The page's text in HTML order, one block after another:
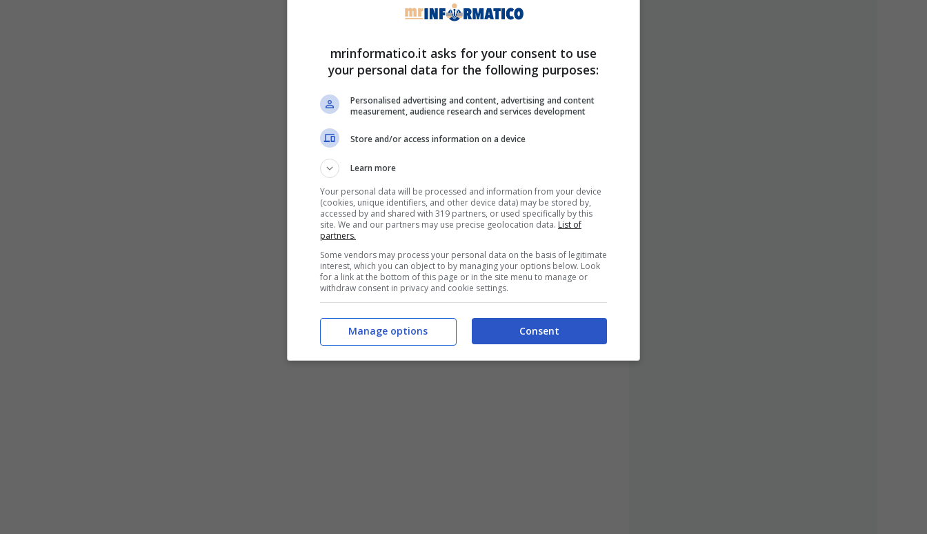
mrinformatico.it asks for your consent to use
your personal data for the following purposes:
Personalised advertising and content, advertising and content
measurement, audience research and services development
Store and/or access information on a device
Learn more
Your personal data will be processed and information from your device
(cookies, unique identifiers, and other device data) may be stored by,
accessed by and shared with 319 partners, or used specifically by this
site. We and our partners may use precise geolocation data. List of
partners.
Some vendors may process your personal data on the basis of legitimate
interest, which you can object to by managing your options below. Look
for a link at the bottom of this page or in the site menu to manage or
withdraw consent in privacy and cookie settings.
Consent
Manage options